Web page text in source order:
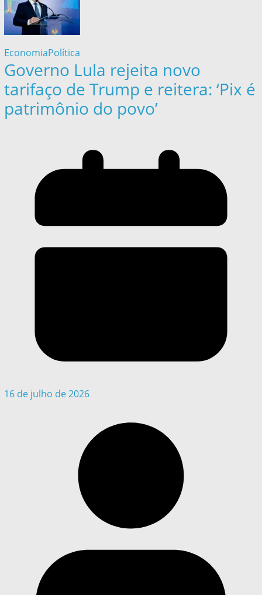
EconomiaPolítica
Governo Lula rejeita novo
tarifaço de Trump e reitera: ‘Pix é
patrimônio do povo’
16 de julho de 2026